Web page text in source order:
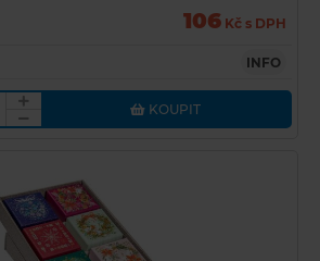
106 Kč s DPH
INFO
KOUPIT